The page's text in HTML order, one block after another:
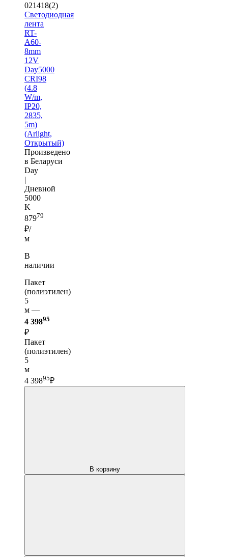
021418(2)
Светодиодная
лента
RT-
A60-
8mm
12V
Day5000
CRI98
(4.8
W/m,
IP20,
2835,
5m)
(Arlight,
Открытый)
Произведено
в Беларуси
Day
|
Дневной
5000
K
87979
₽/
м
В
наличии
Пакет
(полиэтилен)
5
м —
4 39895
₽
Пакет
(полиэтилен)
5
м
4 39895₽
В корзину